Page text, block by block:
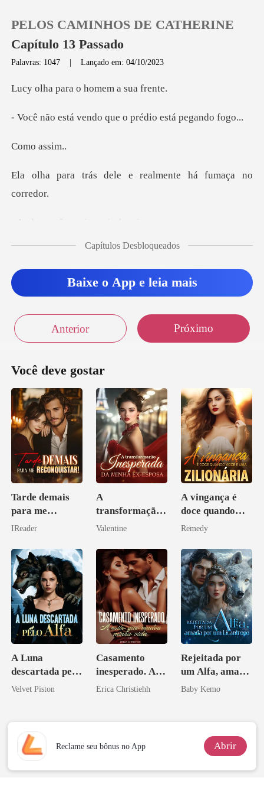
Loja
Sair
PELOS CAMINHOS DE CATHERINE
Capítulo 13 Passado
Palavras: 1047 |Lançado em: 04/10/2023
ra o homem a
ndo que o prédio e
ass
dele e realmente há
a, suas coisas a
gar minh
Capítulos Desbloqueados
Baixe o App e leia mais
Anterior Próximo
Você deve gostar
Tarde demais
para me
reconquistar!
IReader
A
transformação
inesperada da
esposa
Valentine
A vingança é
doce quando
você é uma
Remedy
A Luna
descartada pelo
Alfa
Velvet Piston
Casamento
inesperado. A
noite que mudou
Érica Christiehh
Rejeitada por
um Alfa, amada
por um
Baby Kemo
Reclame seu bônus no App Abrir